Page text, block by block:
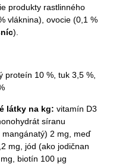
produkty rastlinného
vláknina), ovocie (0,1 %
).
proteín 10 %, tuk 3,5 %,
látky na kg: vitamín D3
síranu
2 mg, meď
mg, jód (ako jodičnan
biotín 100 μg